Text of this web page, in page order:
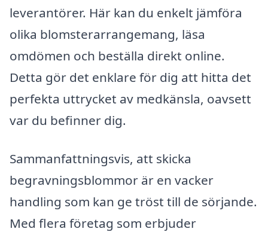
leverantörer. Här kan du enkelt jämföra
olika blomsterarrangemang, läsa
omdömen och beställa direkt online.
Detta gör det enklare för dig att hitta det
perfekta uttrycket av medkänsla, oavsett
var du befinner dig.
Sammanfattningsvis, att skicka
begravningsblommor är en vacker
handling som kan ge tröst till de sörjande.
Med flera företag som erbjuder